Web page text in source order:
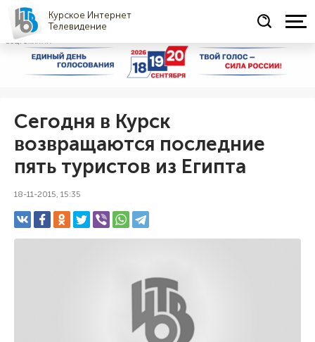
Курское Интернет
Телевидение
СОЦРЕКЛАМА
Сегодня в Курск
возвращаются последние
пять туристов из Египта
18-11-2015, 15:35